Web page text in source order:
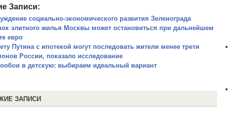
Записи:
социально-экономического развития Зеленограда
элитного жилья Москвы может остановиться при дальнейшем
евро
Путина с ипотекой могут последовать жители менее трети
России, показало исследование
в детскую: выбираем идеальный вариант
ЗАПИСИ